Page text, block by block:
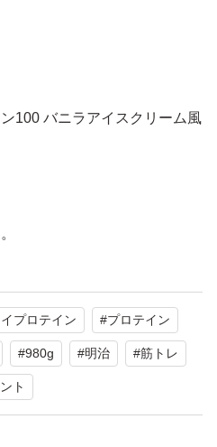
100 バニラアイスクリーム風
プロテイン #プロテイン
#980g #明治 #筋トレ
ト